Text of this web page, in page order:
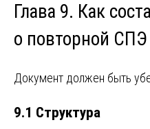
Глава 9. Как
о повторной СПЭ
Документ должен быть
9.1 Структура